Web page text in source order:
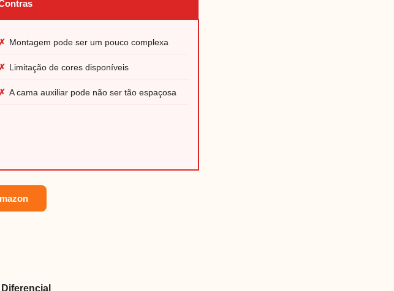
Montagem pode ser um pouco complexa
Limitação de cores disponíveis
A cama auxiliar pode não ser tão espaçosa
Diferencial